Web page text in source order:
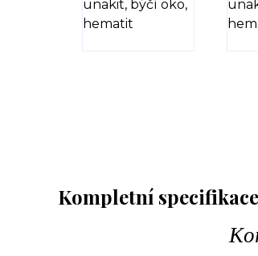
Kompletní specifikace